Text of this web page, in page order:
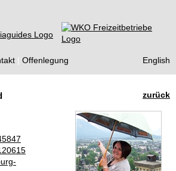
Offenlegung English
zurück